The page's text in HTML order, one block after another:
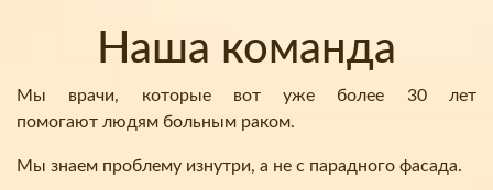
Наша команда
Мы врачи, которые вот уже более 30 лет
помогают людям больным раком.
Мы знаем проблему изнутри, а не с парадного фасада.